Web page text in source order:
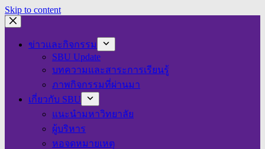
Skip to content
ข่าวและกิจกรรม
SBU Update
บทความและสาระการเรียนรู้
ภาพกิจกรรมที่ผ่านมา
เกี่ยวกับ SBU
แนะนำมหาวิทยาลัย
ผู้บริหาร
หอจดหมายเหตุ